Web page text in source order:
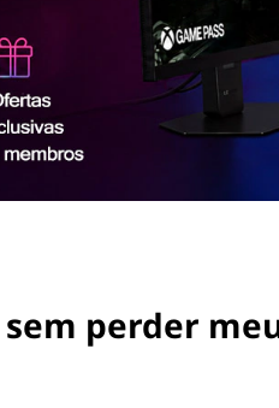
perder